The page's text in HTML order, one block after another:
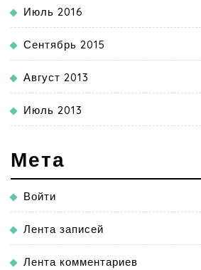
Июль 2016
Сентябрь 2015
Август 2013
Июль 2013
Мета
Войти
Лента записей
Лента комментариев